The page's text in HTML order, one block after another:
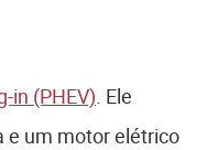
in (PHEV). Ele
e um motor elétrico